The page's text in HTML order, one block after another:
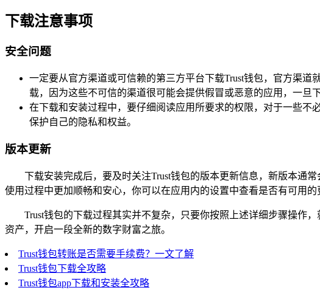
下载注意事项
安全问题
一定要从官方渠道或可信赖的第三方平台下载Trust钱包，官方渠
载，因为这些不可信的渠道很可能会提供假冒或恶意的应用，一旦
在下载和安装过程中，要仔细阅读应用所要求的权限，对于一些
保护自己的隐私和权益。
版本更新
下载安装完成后，要及时关注Trust钱包的版本更新信息，新版本通
使用过程中更加顺畅和安心，你可以在应用内的设置中查看是否有可用
Trust钱包的下载过程其实并不复杂，只要你按照上述详细步骤操作
资产，开启一段全新的数字财富之旅。
Trust钱包转账是否需要手续费？一文了解
Trust钱包下载全攻略
Trust钱包app下载和安装全攻略